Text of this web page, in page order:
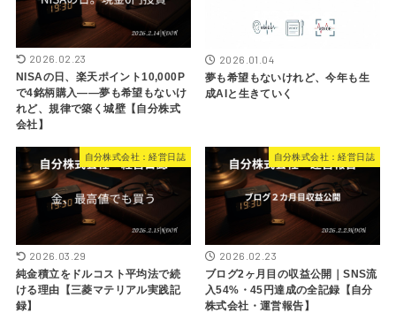
2026.02.23
NISAの日、楽天ポイント10,000P
で4銘柄購入——夢も希望もないけ
れど、規律で築く城壁【自分株式
会社】
2026.01.04
夢も希望もないけれど、今年も生
成AIと生きていく
自分株式会社：経営日誌
2026.03.29
純金積立をドルコスト平均法で続
ける理由【三菱マテリアル実践記
録】
自分株式会社：経営日誌
2026.02.23
ブログ2ヶ月目の収益公開｜SNS流
入54%・45円達成の全記録【自分
株式会社・運営報告】